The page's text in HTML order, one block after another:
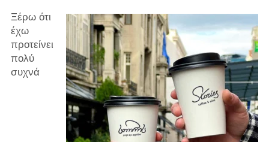
Ξέρω ότι
έχω
προτείνει
πολύ
συχνά